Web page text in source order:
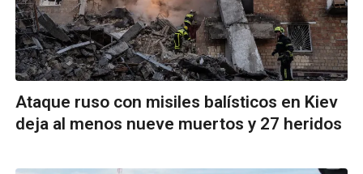
Ataque ruso con misiles balísticos en Kiev
deja al menos nueve muertos y 27 heridos